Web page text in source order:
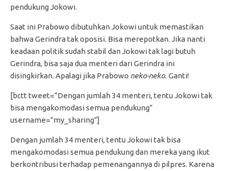
pendukung Jokowi.
Saat ini Prabowo dibutuhkan Jokowi untuk memastikan
bahwa Gerindra tak oposisi. Bisa merepotkan. Jika nanti
keadaan politik sudah stabil dan Jokowi tak lagi butuh
Gerindra, bisa saja dua menteri dari Gerindra ini
disingkirkan. Apalagi jika Prabowo neko-neko. Ganti!
[bctt tweet=”Dengan jumlah 34 menteri, tentu Jokowi tak
bisa mengakomodasi semua pendukung”
username=”my_sharing”]
Dengan jumlah 34 menteri, tentu Jokowi tak bisa
mengakomodasi semua pendukung dan mereka yang ikut
berkontribusi terhadap pemenangannya di pilpres. Karena